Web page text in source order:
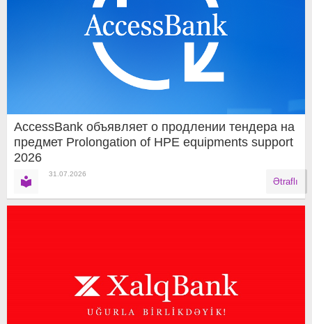
AccessBank объявляет о продлении тендера на
предмет Prolongation of HPE equipments support
2026
31.07.2026
Ətraflı